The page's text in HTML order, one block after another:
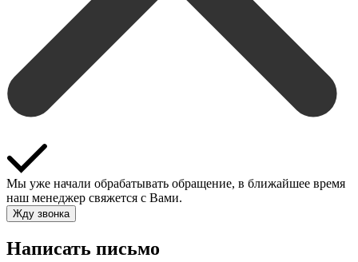
Мы уже начали обрабатывать обращение, в ближайшее время
наш менеджер свяжется с Вами.
Жду звонка
Написать письмо